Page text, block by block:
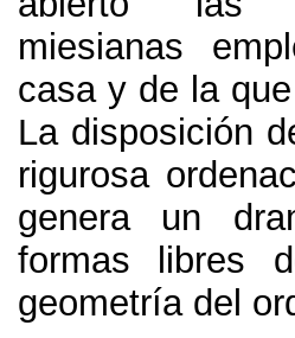
miesianas
casa y de la
La disposición
rigurosa
genera un
formas libres
geometría del